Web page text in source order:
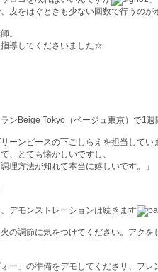
皮をはぐときも少ない回数で行うのが
。
導してくださいました☆
ンBeige Tokyo（ベージュ東京）で1
ーンピースの下ごしらえを担当してい
、とても懐かしいですし、
理方法が知れて本当に嬉しいです。」
デモンストレーションは続きます
火の調節に気をつけてください。アク
ー」の準備をデモしてくださリ、フ